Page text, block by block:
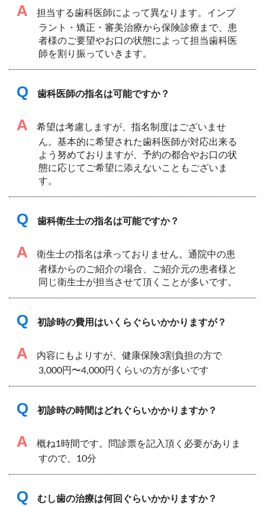
A
担当する歯科医師によって異なります。インプ
ラント・矯正・審美治療から保険診療まで、患
者様のご要望やお口の状態によって担当歯科医
師を割り振っていきます。
Q 歯科医師の指名は可能ですか？
A
希望は考慮しますが、指名制度はございませ
ん。基本的に希望された歯科医師が対応出来る
よう努めておりますが、予約の都合やお口の状
態に応じてご希望に添えないこともございま
す。
Q 歯科衛生士の指名は可能ですか？
A
衛生士の指名は承っておりません。通院中の患
者様からのご紹介の場合、ご紹介元の患者様と
同じ衛生士が担当させて頂くことが多いです。
Q 初診時の費用はいくらぐらいかかりますが？
A
内容にもよりすが、健康保険3割負担の方で
3,000円〜4,000円くらいの方が多いです
Q 初診時の時間はどれぐらいかかりますか？
A
概ね1時間です。問診票を記入頂く必要がありま
すので、10分
Q むし歯の治療は何回ぐらいかかりますか？